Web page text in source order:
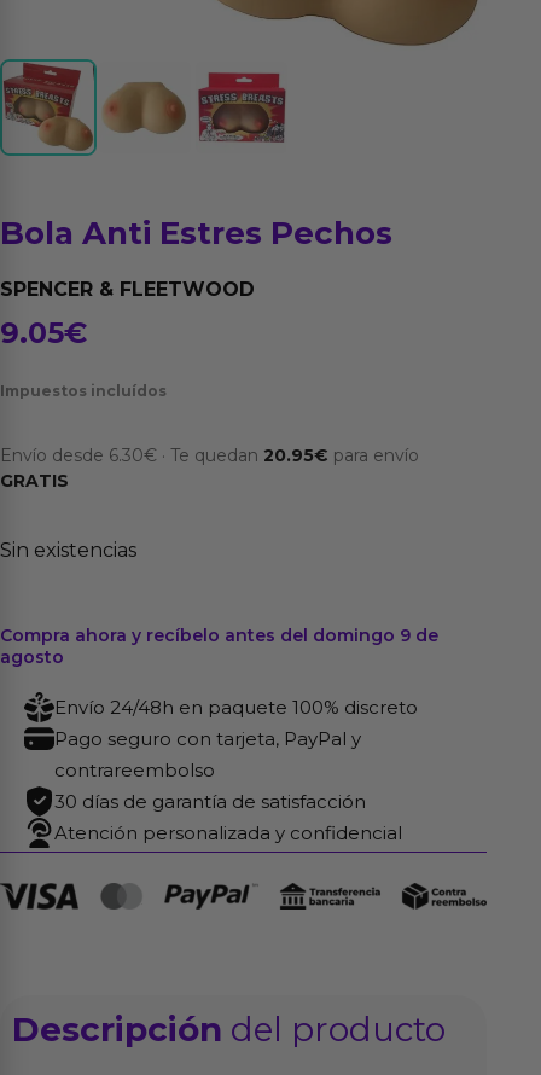
Bola Anti Estres Pechos
SPENCER & FLEETWOOD
9.05€
Impuestos incluídos
Envío desde 6.30€ · Te quedan 20.95€ para envío
GRATIS
Sin existencias
Compra ahora y recíbelo antes del domingo 9 de
agosto
Envío 24/48h en paquete 100% discreto
Pago seguro con tarjeta, PayPal y
contrareembolso
30 días de garantía de satisfacción
Atención personalizada y confidencial
Descripción del producto